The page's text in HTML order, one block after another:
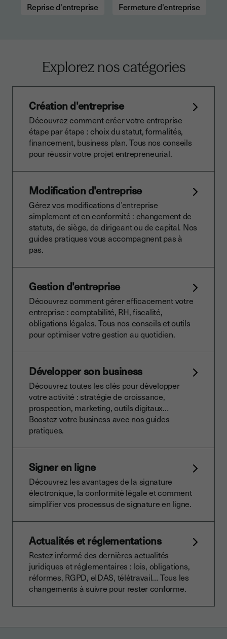
Reprise d'entreprise Fermeture d'entreprise
Explorez nos catégories
Création d'entreprise
Découvrez comment créer votre entreprise
étape par étape : choix du statut, formalités,
financement, business plan. Tous nos conseils
pour réussir votre projet entrepreneurial.
Modification d'entreprise
Gérez vos modifications d’entreprise
simplement et en conformité : changement de
statuts, de siège, de dirigeant ou de capital. Nos
guides pratiques vous accompagnent pas à
pas.
Gestion d'entreprise
Découvrez comment gérer efficacement votre
entreprise : comptabilité, RH, fiscalité,
obligations légales. Tous nos conseils et outils
pour optimiser votre gestion au quotidien.
Développer son business
Découvrez toutes les clés pour développer
votre activité : stratégie de croissance,
prospection, marketing, outils digitaux…
Boostez votre business avec nos guides
pratiques.
Signer en ligne
Découvrez les avantages de la signature
électronique, la conformité légale et comment
simplifier vos processus de signature en ligne.
Actualités et réglementations
Restez informé des dernières actualités
juridiques et réglementaires : lois, obligations,
réformes, RGPD, eIDAS, télétravail… Tous les
changements à suivre pour rester conforme.